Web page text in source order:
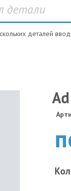
деталей